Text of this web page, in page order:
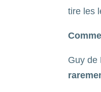
tire les
Guy de